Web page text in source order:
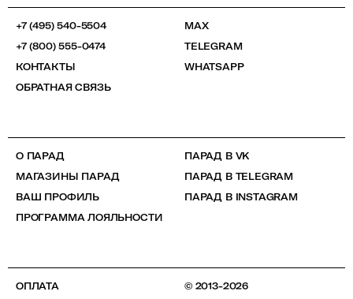
+7 (495) 540-5504
+7 (800) 555-0474
КОНТАКТЫ
ОБРАТНАЯ СВЯЗЬ
MAX
TELEGRAM
WHATSAPP
О ПАРАД
МАГАЗИНЫ ПАРАД
ВАШ ПРОФИЛЬ
ПРОГРАММА ЛОЯЛЬНОСТИ
ПАРАД В VK
ПАРАД В TELEGRAM
ПАРАД В INSTAGRAM
ОПЛАТА
© 2013-2026